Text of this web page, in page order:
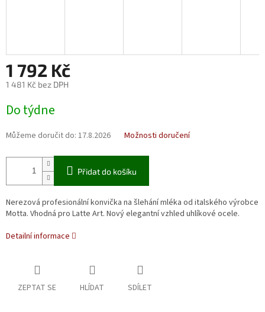
1 792 Kč
1 481 Kč bez DPH
cena:
Do týdne
Můžeme doručit do: 17.8.2026 Možnosti doručení
Přidat do košíku
Nerezová profesionální konvička na šlehání mléka od italského výrobce
Motta. Vhodná pro Latte Art. Nový elegantní vzhled uhlíkové ocele.
Detailní informace
ZEPTAT SE HLÍDAT SDÍLET